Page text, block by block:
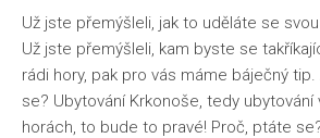
Už jste přemýšleli, jak to uděláte se
Už jste přemýšleli, kam byste se
rádi hory, pak pro vás máme báječný
se? Ubytování Krkonoše, tedy ubytování
horách, to bude to pravé! Proč, ptáte